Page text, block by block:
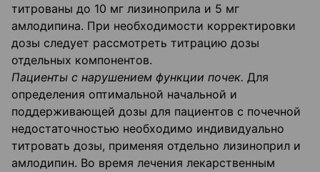
титрованы до 10 мг лизиноприла и 5 мг
амлодипина. При необходимости корректировки
дозы следует рассмотреть титрацию дозы
отдельных компонентов.
Пациенты с нарушением функции почек. Для
определения оптимальной начальной и
поддерживающей дозы для пациентов с почечной
недостаточностью необходимо индивидуально
титровать дозы, применяя отдельно лизиноприл и
амлодипин. Во время лечения лекарственным